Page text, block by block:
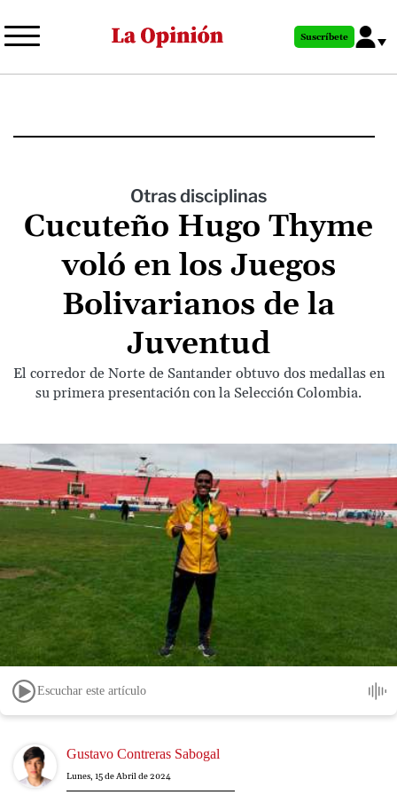
al
principal
Suscríbete
Otras disciplinas
Cucuteño Hugo Thyme
voló en los Juegos
Bolivarianos de la
Juventud
El corredor de Norte de Santander obtuvo dos medallas en
su primera presentación con la Selección Colombia.
Escuchar este artículo
Image Gustavo Contreras Sabogal
Lunes, 15 de Abril de 2024